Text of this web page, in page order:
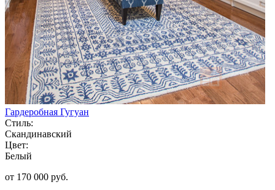
Гардеробная Гугуан
Стиль:
Скандинавский
Цвет:
Белый
от 170 000 руб.